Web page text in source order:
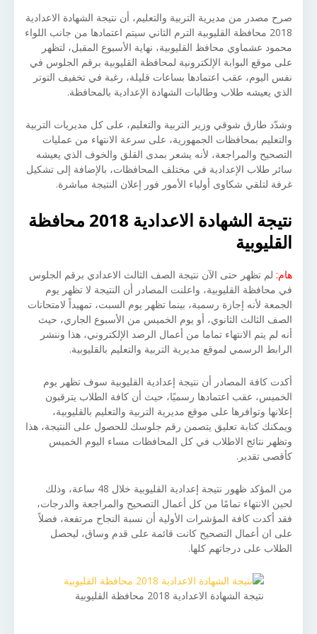
صرح مصدر من مديرية التربية والتعليم، أن نتيجة الشهادة الاعدادية
2018 محافظة القليوبية الترم الثاني سيتم اعتمادها من جانب اللواء
محمود عشماوي محافظ القليوبية، نهاية الأسبوع المقبل، لتظهر
على موقع البوابة الإلكترونية لمحافظة القليوبية برقم الجلوس في
نفس اليوم، عقب اعتمادها بساعات قليلة، رغبة في تخفيف التوتر
الذي يعيشه طلاب وطالبات الشهادة الإعدادية بالمحافظة.
وشدّد طارق شوقي وزير التربية والتعليم، على كل مديريات التربية
والتعليم بمحافظات الجمهورية، على سرعة الانتهاء من عمليات
التصحيح والمراجعة، لأنه يشعر بمدى القلق والخوف الذي يعيشه
سائر طلاب الإعدادية في مختلف المحافظات، بالإضافة إلى تشكيل
غرفة لتلقي شكاوى أولياء الأمور فور إعلان النتيجة مباشرة.
نتيجة الشهادة الاعدادية 2018 محافظة
القليوبية
هام: لم تظهر حتى الآن نتيجة الصف الثالث الاعدادي برقم الجلوس
في محافظة القليوبية، واعلنت المصادر أن النتيجة لا تظهر يوم
الجمعة لأنه إجازة رسمية، بينما تظهر يوم السبت، تمهيداً لامتحانات
الصف الثالث الثانوي، أو يوم الخميس من الأسبوع الجاري، حيث
أنه لم يتم الانتهاء تماما من أعمال الرصد الإلكتروني، هذا وننشر
الرابط الرسمي لموقع مديرية التربية والتعليم بالقليوبية.
أكدت كافة المصادر أن نتيجة إعدادية القليوبية سوف تظهر يوم
الخميس، عقب اعتمادها رسميًا، حيث أن كافة الطلاب يترقبون
إعلانها وتوافرها على موقع مديرية التربية والتعليم بالقليوبية،
ويمكنك كتابة تعليق يتصمن رقم جلوسك للحصول على النتيجة، هذا
وتظهر نتائج الاطلاب في كل المحافظات مساء اليوم الخميس
كأقصى تقدير.
من المؤكد ظهور نتيجة إعدادية القليوبية خلال 48 ساعة، وذلك
لحين الانتهاء تمامًا من كل أعمال التصحيح والمراجعة والدرجات،
فقد أكدت كافة المؤشرات الأولية أن نسبة النجاح مرتفعة، فضلاً
على ان أعمال التصحيح كانت قائمة على قدم وساق، ليحصل
الطلاب على درجاتهم كلها.
نتيجة الشهادة الاعدادية 2018 محافظة القليوبية